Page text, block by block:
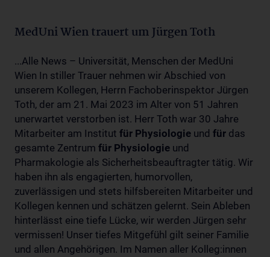
MedUni Wien trauert um Jürgen Toth
...Alle News – Universität, Menschen der MedUni
Wien In stiller Trauer nehmen wir Abschied von
unserem Kollegen, Herrn Fachoberinspektor Jürgen
Toth, der am 21. Mai 2023 im Alter von 51 Jahren
unerwartet verstorben ist. Herr Toth war 30 Jahre
Mitarbeiter am Institut für Physiologie und für das
gesamte Zentrum für Physiologie und
Pharmakologie als Sicherheitsbeauftragter tätig. Wir
haben ihn als engagierten, humorvollen,
zuverlässigen und stets hilfsbereiten Mitarbeiter und
Kollegen kennen und schätzen gelernt. Sein Ableben
hinterlässt eine tiefe Lücke, wir werden Jürgen sehr
vermissen! Unser tiefes Mitgefühl gilt seiner Familie
und allen Angehörigen. Im Namen aller Kolleg:innen